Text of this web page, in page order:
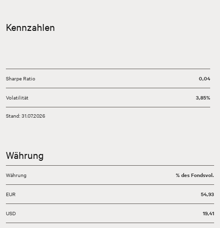
Kennzahlen
Sharpe Ratio 0,04
Volatilität 3,85%
Stand: 31.07.2026
Währung
Währung % des Fondsvol.
EUR 54,93
USD 19,41